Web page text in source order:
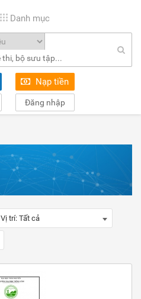
Danh mục
Nạp tiền
Đăng nhập
Vị trí: Tất cả